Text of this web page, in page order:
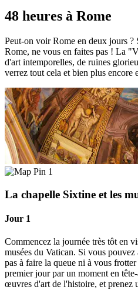
48 heures à Rome
Peut-on voir Rome en deux jours
Rome, ne vous en faites pas ! La
d'art intemporelles, de ruines
verrez tout cela et bien plus encore
1
La chapelle Sixtine et les
Jour 1
Commencez la journée très tôt en
musées du Vatican. Si vous
pas à faire la queue ni à vous
premier jour par un moment en
œuvres d'art de l'histoire, et prenez